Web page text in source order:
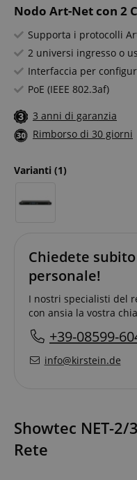
Nodo Art-Net con 2
Supporta i protocolli
2 universi ingresso o
Interfaccia per
PoE (IEEE 802.3af)
3 anni di garanzia
Rimborso di 30 giorni
Varianti (1)
Chiedete
personale!
I nostri specialisti del
con ansia la vostra
+39-08599-
info@kirstein.de
Showtec NET-
Rete